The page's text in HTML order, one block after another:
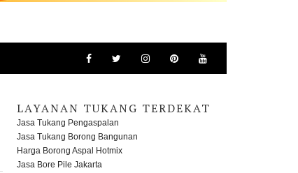
LAYANAN TUKANG TERDEKAT
Jasa Tukang Pengaspalan
Jasa Tukang Borong Bangunan
Harga Borong Aspal Hotmix
Jasa Bore Pile Jakarta